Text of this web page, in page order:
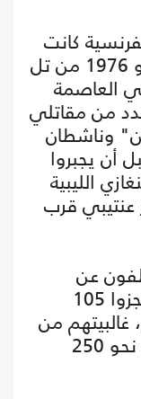
كانت
قد أقلعت في 27 حزيران/ يونيو 1976 من تل
العاصمة
عدد من مقاتلي
وناشطان
أن يجبروا
الليبية
عنتيبي قرب
عن
معظم الركاب الأجانب، فيما احتجزوا 105
غالبيتهم من
الإسرائيليين واليهود، من أصل نحو 250